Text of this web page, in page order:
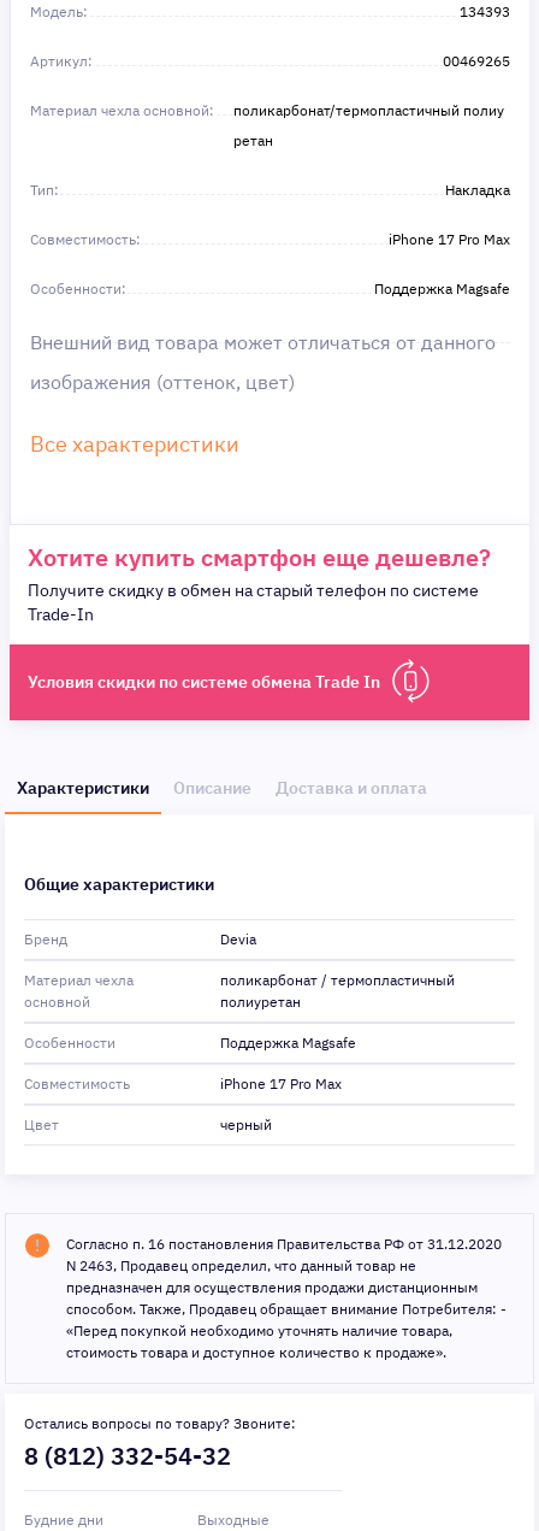
Получите то, что нужно, прямо сейчас. Ваше
удобство — наш приоритет! ✨
в этом!
Модель: 134393
Артикул: 00469265
Материал чехла основной:
поликарбонат/термопластичный полиу
ретан
Тип: Накладка
Совместимость: iPhone 17 Pro Max
Особенности: Поддержка Magsafe
Внешний вид товара может отличаться от данного
изображения (оттенок, цвет)
Все характеристики
Хотите купить смартфон еще дешевле?
Получите скидку в обмен на старый телефон по системе
Trade-In
Условия скидки по системе обмена Trade In
Характеристики Описание Доставка и оплата
Общие характеристики
Бренд Devia
Материал чехла
основной
поликарбонат / термопластичный
полиуретан
Особенности Поддержка Magsafe
Совместимость iPhone 17 Pro Max
Цвет черный
Согласно п. 16 постановления Правительства РФ от 31.12.2020
N 2463, Продавец определил, что данный товар не
предназначен для осуществления продажи дистанционным
способом. Также, Продавец обращает внимание Потребителя: -
«Перед покупкой необходимо уточнять наличие товара,
стоимость товара и доступное количество к продаже».
Остались вопросы по товару? Звоните:
8 (812) 332-54-32
Будние дни Выходные